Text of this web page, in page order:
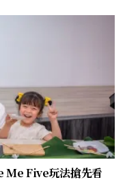
Me Five玩法搶先看